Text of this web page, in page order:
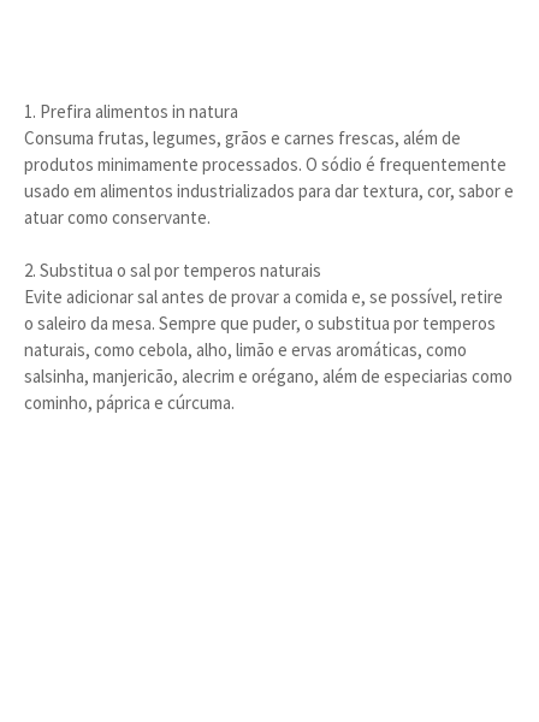
1. Prefira alimentos in natura
Consuma frutas, legumes, grãos e carnes frescas, além de
produtos minimamente processados. O sódio é frequentemente
usado em alimentos industrializados para dar textura, cor, sabor e
atuar como conservante.
2. Substitua o sal por temperos naturais
Evite adicionar sal antes de provar a comida e, se possível, retire
o saleiro da mesa. Sempre que puder, o substitua por temperos
naturais, como cebola, alho, limão e ervas aromáticas, como
salsinha, manjericão, alecrim e orégano, além de especiarias como
cominho, páprica e cúrcuma.